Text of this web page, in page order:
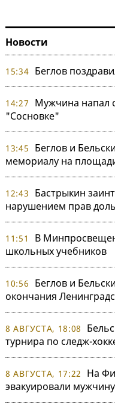
Новости
15:34 Беглов
14:27
Мужчина напал
"Сосновке"
13:45
Беглов и
мемориалу на
12:43
Бастрыкин
нарушением прав
11:51
В
школьных учебников
10:56
Беглов и
окончания
8 АВГУСТА, 18:08
турнира по следж-
8 АВГУСТА, 17:22
На
эвакуировали